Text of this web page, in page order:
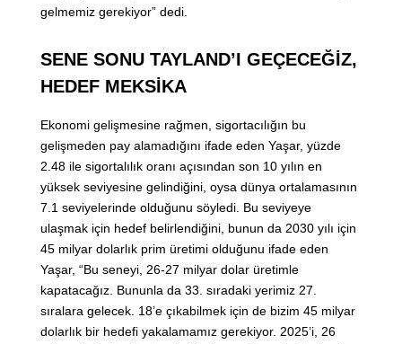
gelmemiz gerekiyor” dedi.
SENE SONU TAYLAND’I GEÇECEĞİZ,
HEDEF MEKSİKA
Ekonomi gelişmesine rağmen, sigortacılığın bu
gelişmeden pay alamadığını ifade eden Yaşar, yüzde
2.48 ile sigortalılık oranı açısından son 10 yılın en
yüksek seviyesine gelindiğini, oysa dünya ortalamasının
7.1 seviyelerinde olduğunu söyledi. Bu seviyeye
ulaşmak için hedef belirlendiğini, bunun da 2030 yılı için
45 milyar dolarlık prim üretimi olduğunu ifade eden
Yaşar, “Bu seneyi, 26-27 milyar dolar üretimle
kapatacağız. Bununla da 33. sıradaki yerimiz 27.
sıralara gelecek. 18’e çıkabilmek için de bizim 45 milyar
dolarlık bir hedefi yakalamamız gerekiyor. 2025’i, 26